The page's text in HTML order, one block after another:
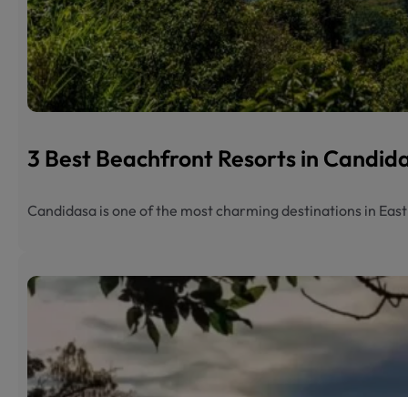
3 Best Beachfront Resorts in
Candidasa is one of the most charming destinations in